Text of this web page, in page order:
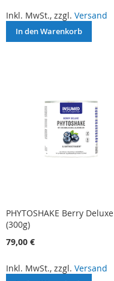
Inkl. MwSt., zzgl. Versand
In den Warenkorb
PHYTOSHAKE Berry Deluxe
(300g)
79,00 €
Inkl. MwSt., zzgl. Versand